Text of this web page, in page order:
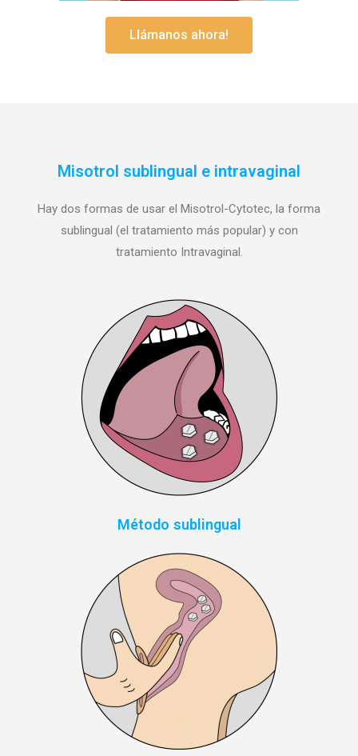
Llámanos ahora!
Misotrol sublingual e intravaginal
Hay dos formas de usar el Misotrol-Cytotec, la forma
sublingual (el tratamiento más popular) y con
tratamiento Intravaginal.
Método sublingual